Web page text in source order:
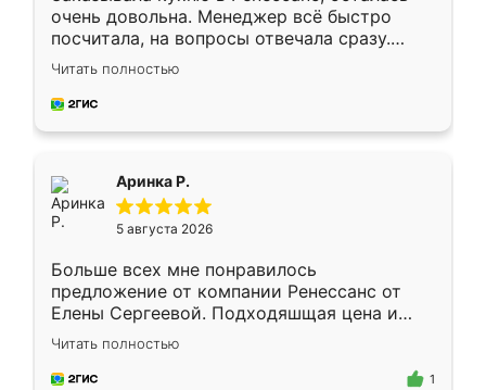
очень довольна. Менеджер всё быстро
посчитала, на вопросы отвечала сразу.
Замерщик приехал в субботу, подошёл к
делу со всей ответственностью. Собрали
за день, ребята работали аккуратно, даже
Читать полностью
Аринка Р.
5 августа 2026
Больше всех мне понравилось
предложение от компании Ренессанс от
Елены Сергеевой. Подходяшщая цена и
короткие сроки изготовления. Приехавший
для замера сотрудник Владислав
предложил по моему эскизу самый
Читать полностью
1